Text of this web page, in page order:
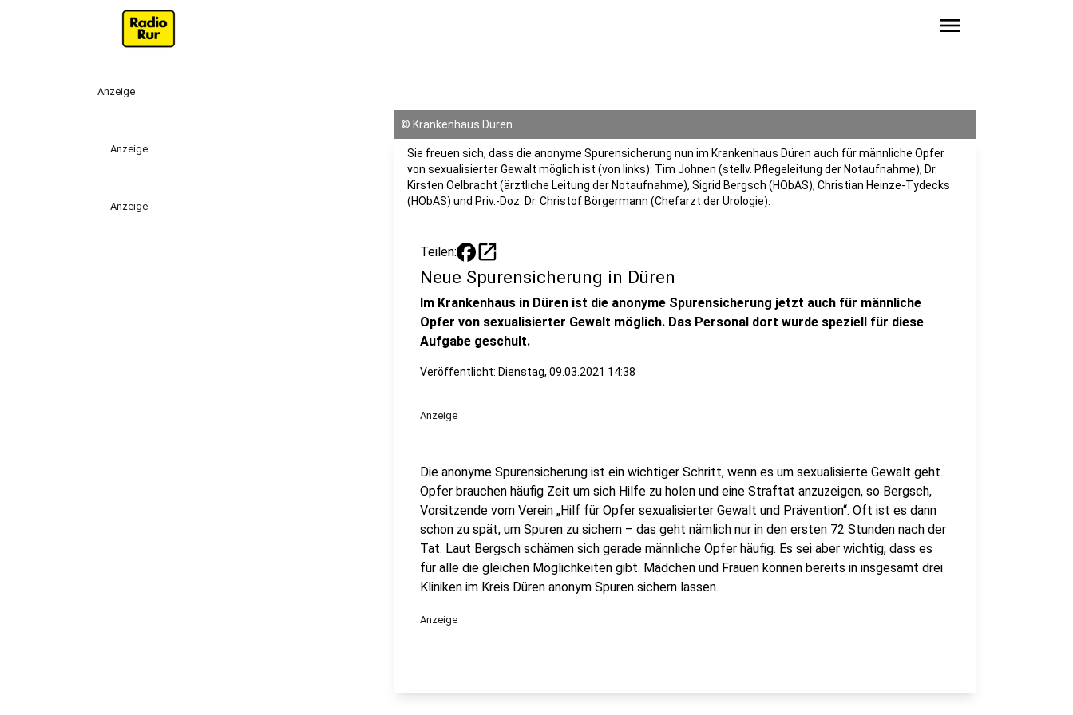
menu
Anzeige
Anzeige
Anzeige
© Krankenhaus Düren
Sie freuen sich, dass die anonyme Spurensicherung nun im Krankenhaus Düren auch für männliche Opfer
von sexualisierter Gewalt möglich ist (von links): Tim Johnen (stellv. Pflegeleitung der Notaufnahme), Dr.
Kirsten Oelbracht (ärztliche Leitung der Notaufnahme), Sigrid Bergsch (HObAS), Christian Heinze-Tydecks
(HObAS) und Priv.-Doz. Dr. Christof Börgermann (Chefarzt der Urologie).
Teilen: open_in_new
Neue Spurensicherung in Düren
Im Krankenhaus in Düren ist die anonyme Spurensicherung jetzt auch für männliche
Opfer von sexualisierter Gewalt möglich. Das Personal dort wurde speziell für diese
Aufgabe geschult.
Veröffentlicht: Dienstag, 09.03.2021 14:38
Anzeige
Die anonyme Spurensicherung ist ein wichtiger Schritt, wenn es um sexualisierte Gewalt geht.
Opfer brauchen häufig Zeit um sich Hilfe zu holen und eine Straftat anzuzeigen, so Bergsch,
Vorsitzende vom Verein „Hilf für Opfer sexualisierter Gewalt und Prävention“. Oft ist es dann
schon zu spät, um Spuren zu sichern – das geht nämlich nur in den ersten 72 Stunden nach der
Tat. Laut Bergsch schämen sich gerade männliche Opfer häufig. Es sei aber wichtig, dass es
für alle die gleichen Möglichkeiten gibt. Mädchen und Frauen können bereits in insgesamt drei
Kliniken im Kreis Düren anonym Spuren sichern lassen.
Anzeige